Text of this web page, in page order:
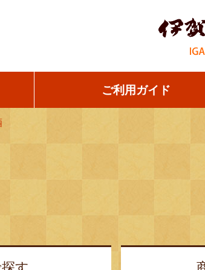
ご利用ガイド
探す